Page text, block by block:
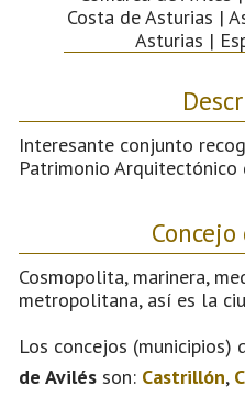
Costa de Asturias |
Asturias |
Interesante conjunto
Patrimonio Arquitectónico
Cosmopolita, marinera,
metropolitana, así es la
Los concejos
de Avilés son: Castrillón,